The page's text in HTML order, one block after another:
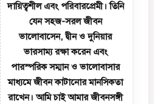
দায়িত্বশীল এবং পরিবারপ্রেমী। তিনি
যেন সহজ-সরল জীবন
ভালোবাসেন, দ্বীন ও দুনিয়ার
ভারসাম্য রক্ষা করেন এবং
পারস্পরিক সম্মান ও ভালোবাসার
মাধ্যমে জীবন কাটানোর মানসিকতা
রাখেন। আমি চাই আমার জীবনসঙ্গী